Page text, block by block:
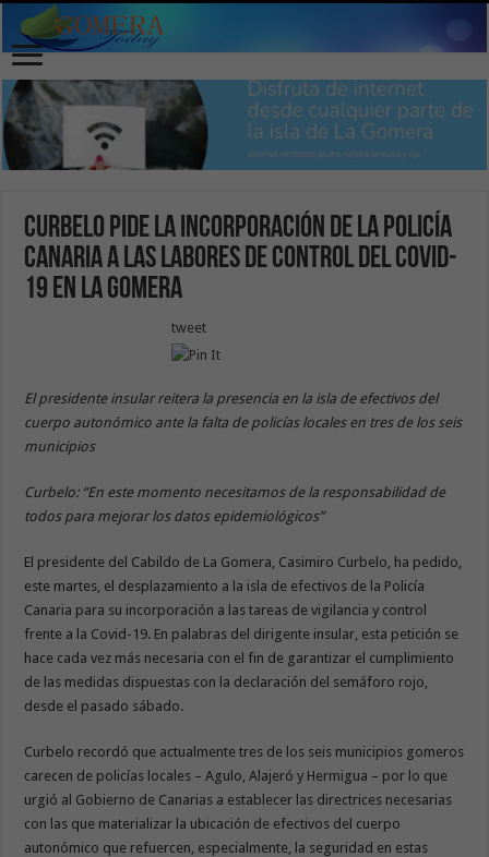
Curbelo pide la incorporación de la Policía
Canaria a las labores de control del Covid-
19 en La Gomera
tweet
El presidente insular reitera la presencia en la isla de efectivos del
cuerpo autonómico ante la falta de policías locales en tres de los seis
municipios
Curbelo: “En este momento necesitamos de la responsabilidad de
todos para mejorar los datos epidemiológicos”
El presidente del Cabildo de La Gomera, Casimiro Curbelo, ha pedido,
este martes, el desplazamiento a la isla de efectivos de la Policía
Canaria para su incorporación a las tareas de vigilancia y control
frente a la Covid-19. En palabras del dirigente insular, esta petición se
hace cada vez más necesaria con el fin de garantizar el cumplimiento
de las medidas dispuestas con la declaración del semáforo rojo,
desde el pasado sábado.
Curbelo recordó que actualmente tres de los seis municipios gomeros
carecen de policías locales – Agulo, Alajeró y Hermigua – por lo que
urgió al Gobierno de Canarias a establecer las directrices necesarias
con las que materializar la ubicación de efectivos del cuerpo
autonómico que refuercen, especialmente, la seguridad en estas